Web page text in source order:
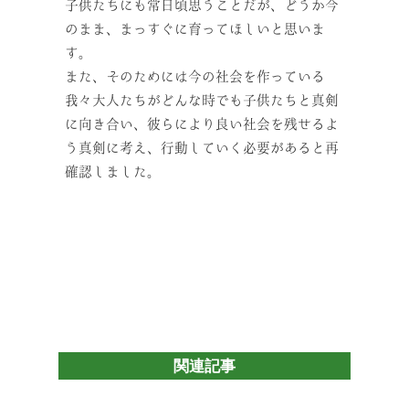
子供たちにも常日頃思うことだが、どうか今
のまま、まっすぐに育ってほしいと思いま
す。
また、そのためには今の社会を作っている
我々大人たちがどんな時でも子供たちと真剣
に向き合い、彼らにより良い社会を残せるよ
う真剣に考え、行動していく必要があると再
確認しました。
関連記事